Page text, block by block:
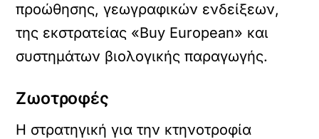
προώθησης, γεωγραφικών ενδείξεων,
της εκστρατείας «Buy European» και
συστημάτων βιολογικής παραγωγής.
Ζωοτροφές
Η στρατηγική για την κτηνοτροφία